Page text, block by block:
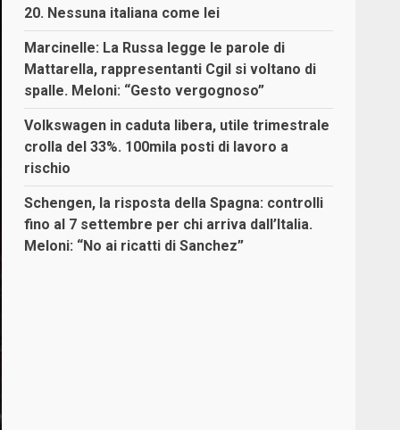
20. Nessuna italiana come lei
Marcinelle: La Russa legge le parole di
Mattarella, rappresentanti Cgil si voltano di
spalle. Meloni: “Gesto vergognoso”
Volkswagen in caduta libera, utile trimestrale
crolla del 33%. 100mila posti di lavoro a
rischio
Schengen, la risposta della Spagna: controlli
fino al 7 settembre per chi arriva dall’Italia.
Meloni: “No ai ricatti di Sanchez”